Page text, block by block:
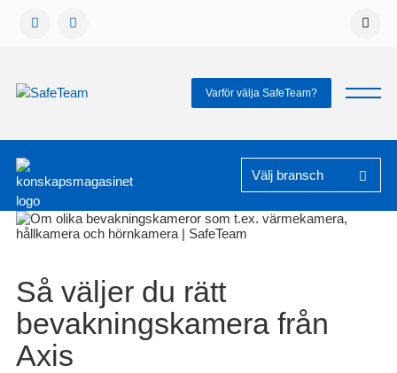
vidare
Varför välja SafeTeam?
Så väljer du rätt
bevakningskamera från
Axis